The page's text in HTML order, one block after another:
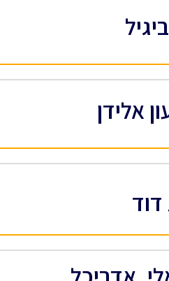
אלידן